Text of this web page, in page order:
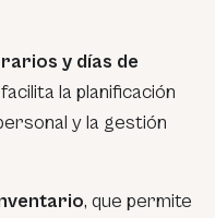
y días de
la planificación
y la gestión
, que permite